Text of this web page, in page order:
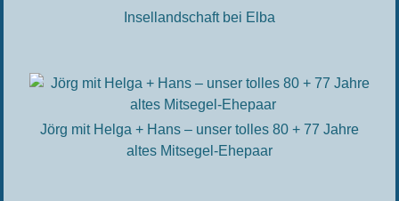
Insellandschaft bei Elba
Jörg mit Helga + Hans – unser tolles 80 + 77 Jahre
altes Mitsegel-Ehepaar